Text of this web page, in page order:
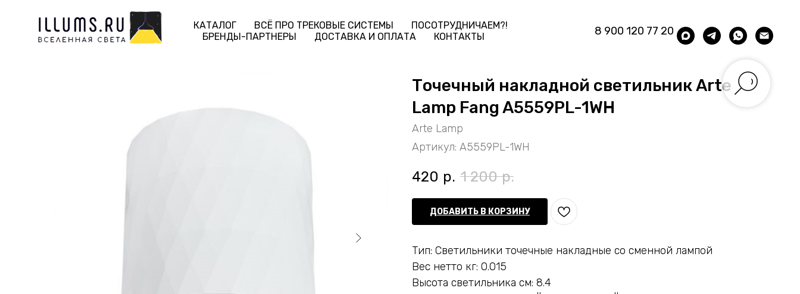
КАТАЛОГ ВСЁ ПРО ТРЕКОВЫЕ СИСТЕМЫ
ПОСОТРУДНИЧАЕМ?!
БРЕНДЫ-ПАРТНЕРЫ
ДОСТАВКА И ОПЛАТА КОНТАКТЫ 8 900 120 77 20
Точечный накладной светильник Arte
Lamp Fang A5559PL-1WH
Arte Lamp
Артикул: A5559PL-1WH
420 р. 1 200 р.
ДОБАВИТЬ В КОРЗИНУ
Тип: Светильники точечные накладные со сменной лампой
Вес нетто кг: 0.015
Высота светильника см: 8.4